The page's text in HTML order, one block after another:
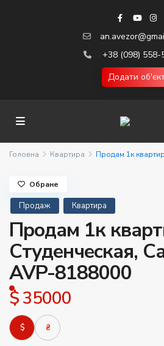
+38 (098) 558-
Додати
Головна Квартира Продам 1к
Продаж Квартира
Продам 1к
Студенческая,
AVP-8188000
$ 35000
$ ₴
Обране